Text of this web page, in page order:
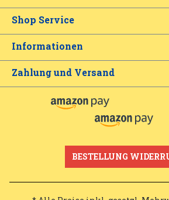
Shop Service
Informationen
Zahlung und Versand
BESTELLUNG